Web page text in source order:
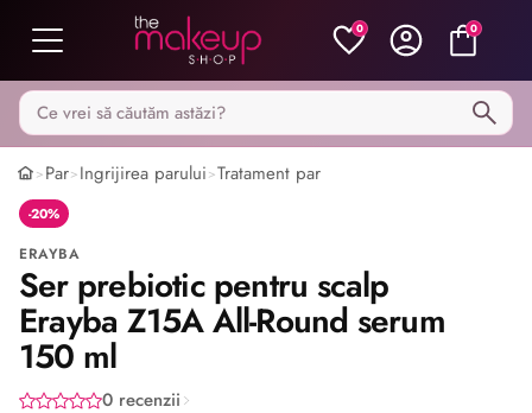
0 0
Caută pe MakeupShop
>Par>Ingrijirea parului>Tratament par
-20%
ERAYBA
Ser prebiotic pentru scalp
Erayba Z15A All-Round serum
150 ml
0 recenzii